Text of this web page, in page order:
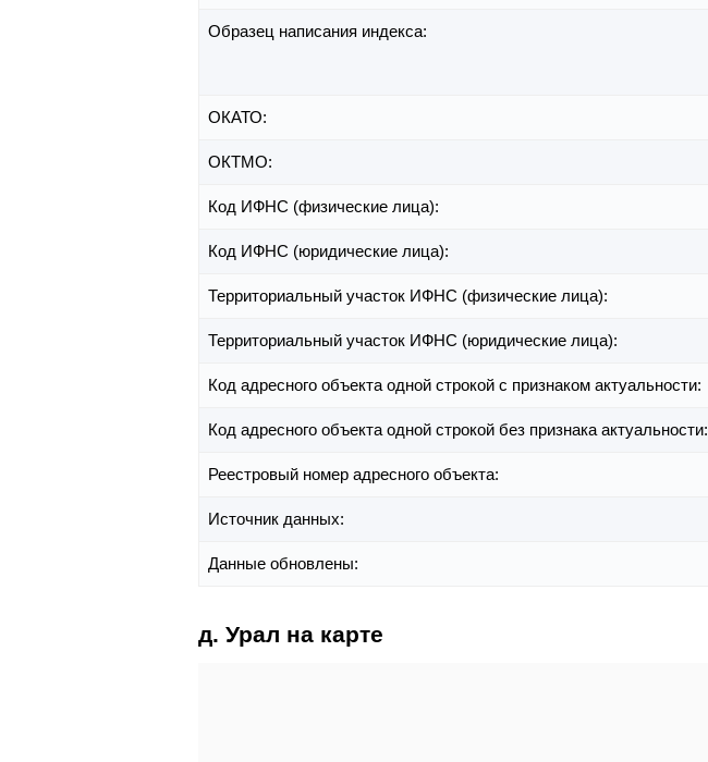
Образец написания индекса:
ОКАТО:
ОКТМО:
Код ИФНС (физические лица):
Код ИФНС (юридические лица):
Территориальный участок ИФНС (физические лица):
Территориальный участок ИФНС (юридические лица):
Код адресного объекта одной строкой с признаком актуальности:
Код адресного объекта одной строкой без признака актуальности:
Реестровый номер адресного объекта:
Источник данных:
Данные обновлены:
д. Урал на карте